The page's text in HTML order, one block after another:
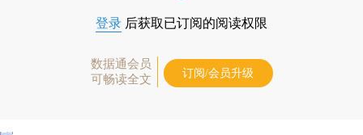
登录 后获取已订阅的阅读权限
数据通会员
可畅读全文
订阅/会员升级